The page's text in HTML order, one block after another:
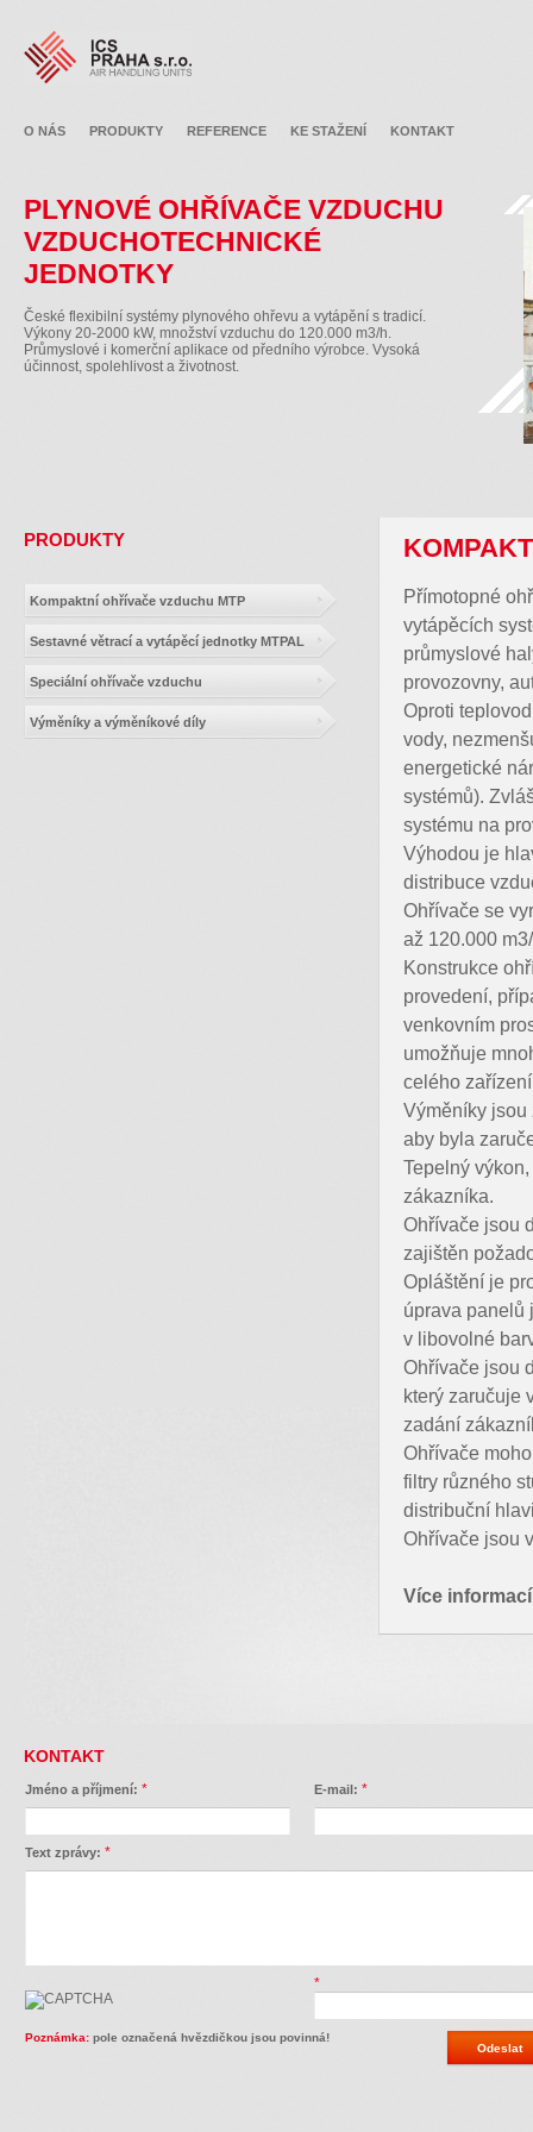
O NÁS PRODUKTY REFERENCE KE STAŽENÍ KONTAKT
PLYNOVÉ OHŘÍVAČE VZDUCHU
VZDUCHOTECHNICKÉ
JEDNOTKY
České flexibilní systémy plynového ohřevu a vytápění s tradicí.
Výkony 20-2000 kW, množství vzduchu do 120.000 m3/h.
Průmyslové i komerční aplikace od předního výrobce. Vysoká
účinnost, spolehlivost a životnost.
PRODUKTY
Kompaktní ohřívače vzduchu MTP
Sestavné větrací a vytápěcí jednotky MTPAL
Speciální ohřívače vzduchu
Výměníky a výměníkové díly
Přímotopné
vytápěcích
průmyslové
provozovny,
Oproti
vody,
energetické
systémů).
systému na
Výhodou je
distribuce
Ohřívače se
až 120.000
Konstrukce
provedení,
venkovním
umožňuje
celého
Výměníky jsou
aby byla
Tepelný
zákazníka.
Ohřívače jsou
zajištěn
Opláštění je
úprava panelů
v libovolné
Ohřívače jsou
který zaručuje
zadání
Ohřívače
filtry různého
distribuční
Ohřívače jsou
Více
KONTAKT
Jméno a příjmení: * E-mail: *
Text zprávy: *
*
Poznámka: pole označená hvězdičkou jsou povinná!